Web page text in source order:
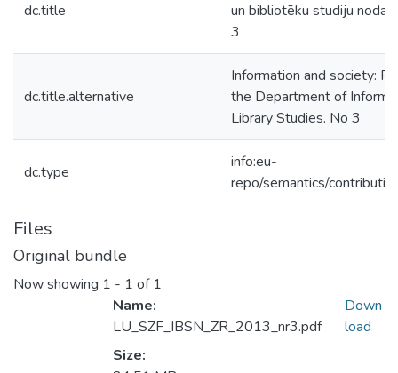
dc.title
un bibliotēku studiju
3
dc.title.alternative
Information and society:
the Department of
Library Studies. No 3
dc.type
info:eu-
repo/semantics/
Files
Original bundle
Now showing 1 - 1 of 1
Name:
LU_SZF_IBSN_ZR_2013_nr3.pdf
Size:
Down
load